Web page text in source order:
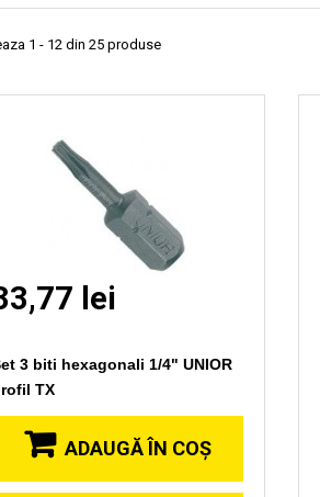
1 - 12 din 25 produse
lei
3 biti hexagonali 1/4" UNIOR
TX
ADAUGĂ ÎN COŞ